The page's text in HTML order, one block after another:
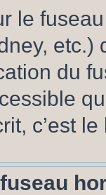
le
etc.)
du
c’est